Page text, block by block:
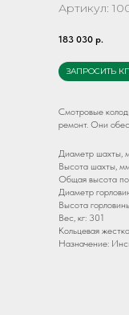
Артикул:
183 030 р.
ЗАПРОСИТЬ
Смотровые
ремонт. Они
Диаметр шахты,
Высота шахты,
Общая высота
Диаметр
Высота
Вес, кг: 301
Кольцевая
Назначение: